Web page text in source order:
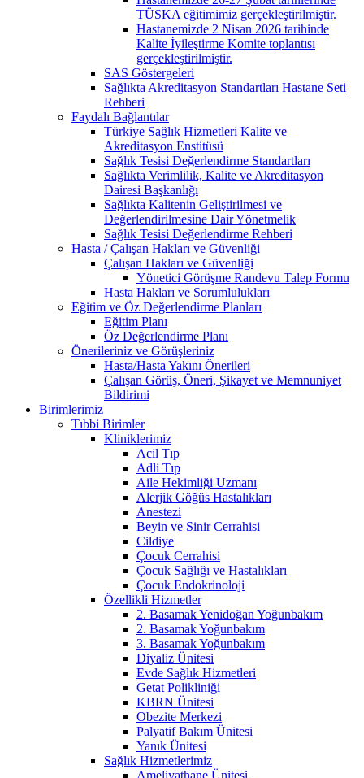
TÜSKA eğitimimiz gerçekleştirilmiştir.
Hastanemizde 2 Nisan 2026 tarihinde
Kalite İyileştirme Komite toplantısı
gerçekleştirilmiştir.
SAS Göstergeleri
Sağlıkta Akreditasyon Standartları Hastane Seti
Rehberi
Faydalı Bağlantılar
Türkiye Sağlık Hizmetleri Kalite ve
Akreditasyon Enstitüsü
Sağlık Tesisi Değerlendirme Standartları
Sağlıkta Verimlilik, Kalite ve Akreditasyon
Dairesi Başkanlığı
Sağlıkta Kalitenin Geliştirilmesi ve
Değerlendirilmesine Dair Yönetmelik
Sağlık Tesisi Değerlendirme Rehberi
Hasta / Çalışan Hakları ve Güvenliği
Çalışan Hakları ve Güvenliği
Yönetici Görüşme Randevu Talep Formu
Hasta Hakları ve Sorumlulukları
Eğitim ve Öz Değerlendirme Planları
Eğitim Planı
Öz Değerlendirme Planı
Önerileriniz ve Görüşleriniz
Hasta/Hasta Yakını Önerileri
Çalışan Görüş, Öneri, Şikayet ve Memnuniyet
Bildirimi
Birimlerimiz
Tıbbi Birimler
Kliniklerimiz
Acil Tıp
Adli Tıp
Aile Hekimliği Uzmanı
Alerjik Göğüs Hastalıkları
Anestezi
Beyin ve Sinir Cerrahisi
Cildiye
Çocuk Cerrahisi
Çocuk Sağlığı ve Hastalıkları
Çocuk Endokrinoloji
Özellikli Hizmetler
2. Basamak Yenidoğan Yoğunbakım
2. Basamak Yoğunbakım
3. Basamak Yoğunbakım
Diyaliz Ünitesi
Evde Sağlık Hizmetleri
Getat Polikliniği
KBRN Ünitesi
Obezite Merkezi
Palyatif Bakım Ünitesi
Yanık Ünitesi
Sağlık Hizmetlerimiz
Ameliyathane Ünitesi